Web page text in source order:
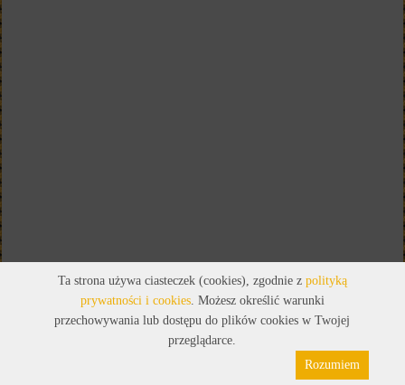
Pliki cookies
Ta strona używa ciasteczek (cookies), zgodnie z polityką
prywatności i cookies. Możesz określić warunki
przechowywania lub dostępu do plików cookies w Twojej
przeglądarce.
Rozumiem